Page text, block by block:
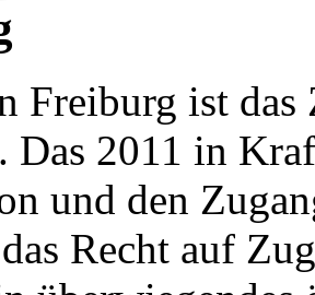
Freiburg ist das
Das 2011 in
und den
Recht auf